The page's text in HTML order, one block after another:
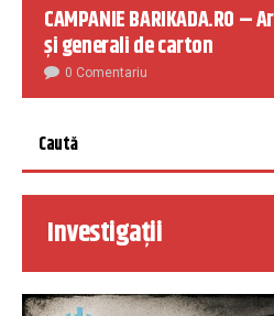
CAMPANIE BARIKADA.RO
și generali de carton
0 Comentariu
Investigații